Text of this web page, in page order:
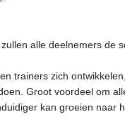
alle deelnemers de
trainers zich
Groot voordeel om
kan groeien naar